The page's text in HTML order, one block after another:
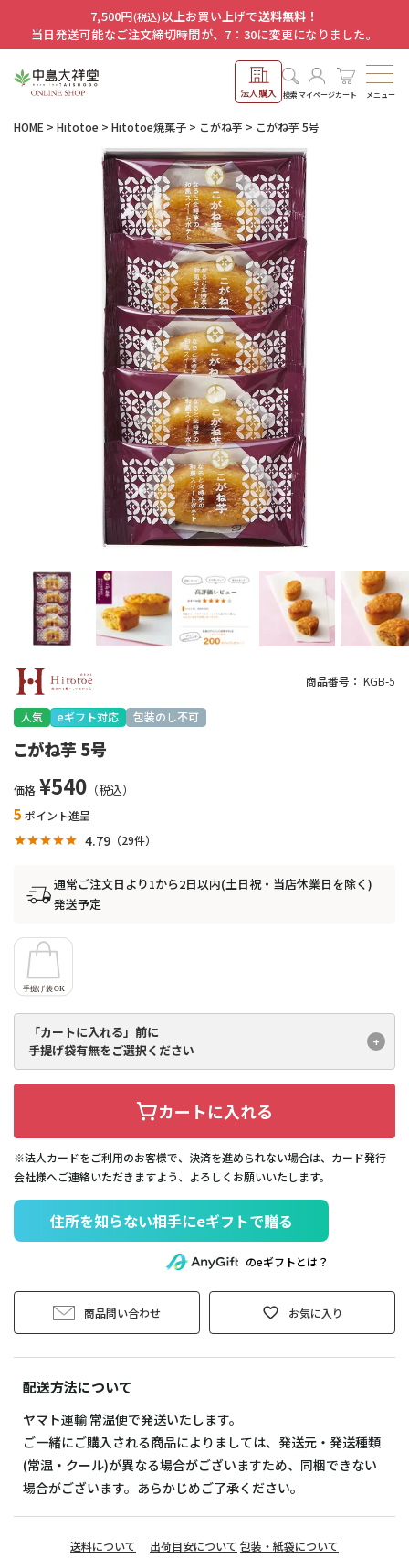
7,500円(税込)以上お買い上げで送料無料！
当日発送可能なご注文締切時間が、7：30に変更になりました。
法人購入 検索マイページカート メニュー
HOME Hitotoe Hitotoe焼菓子 こがね芋 こがね芋 5号
商品番号 KGB-5
人気 eギフト対応 包装のし不可
こがね芋 5号
価格 ¥540
5 ポイント進呈
4.79 29
通常ご注文日より1から2日以内(土日祝・当店休業日を除く)
発送予定
「カートに入れる」前に
手提げ袋有無をご選択ください
カートに入れる
※法人カードをご利用のお客様で、決済を進められない場合は、カード発行
会社様へご連絡いただきますよう、よろしくお願いいたします。
住所を知らない相手にeギフトで贈る
のeギフトとは？
商品問い合わせ お気に入り
配送方法について
ヤマト運輸 常温便で発送いたします。
ご一緒にご購入される商品によりましては、発送元・発送種類
(常温・クール)が異なる場合がございますため、同梱できない
場合がございます。あらかじめご了承ください。
送料について 出荷目安について 包装・紙袋について